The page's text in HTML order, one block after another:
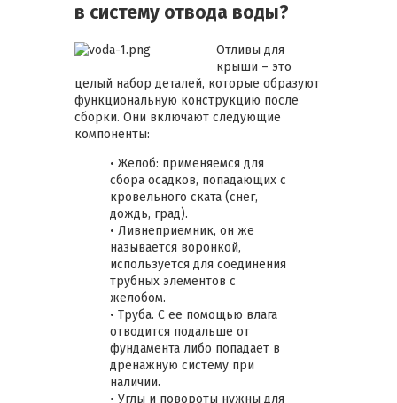
в систему отвода воды?
Отливы для
крыши – это
целый набор деталей, которые образуют
функциональную конструкцию после
сборки. Они включают следующие
компоненты:
• Желоб: применяемся для
сбора осадков, попадающих с
кровельного ската (снег,
дождь, град).
• Ливнеприемник, он же
называется воронкой,
используется для соединения
трубных элементов с
желобом.
• Труба. С ее помощью влага
отводится подальше от
фундамента либо попадает в
дренажную систему при
наличии.
• Углы и повороты нужны для